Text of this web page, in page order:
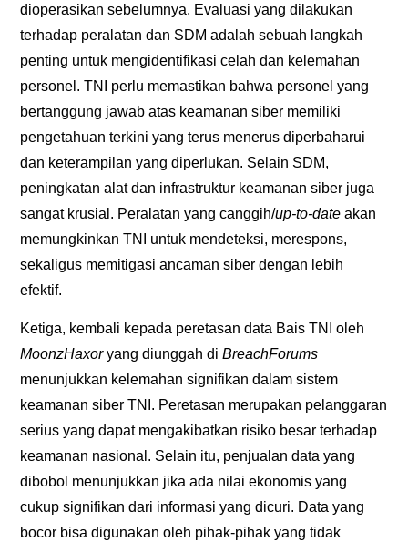
dioperasikan sebelumnya. Evaluasi yang dilakukan
terhadap peralatan dan SDM adalah sebuah langkah
penting untuk mengidentifikasi celah dan kelemahan
personel. TNI perlu memastikan bahwa personel yang
bertanggung jawab atas keamanan siber memiliki
pengetahuan terkini yang terus menerus diperbaharui
dan keterampilan yang diperlukan. Selain SDM,
peningkatan alat dan infrastruktur keamanan siber juga
sangat krusial. Peralatan yang canggih/up-to-dateakan
memungkinkan TNI untuk mendeteksi, merespons,
sekaligus memitigasi ancaman siber dengan lebih
efektif.
Ketiga, kembali kepada peretasan data Bais TNI oleh
MoonzHaxoryang diunggah diBreachForums
menunjukkan kelemahan signifikan dalam sistem
keamanan siber TNI. Peretasan merupakan pelanggaran
serius yang dapat mengakibatkan risiko besar terhadap
keamanan nasional. Selain itu, penjualan data yang
dibobol menunjukkan jika ada nilai ekonomis yang
cukup signifikan dari informasi yang dicuri. Data yang
bocor bisa digunakan oleh pihak-pihak yang tidak